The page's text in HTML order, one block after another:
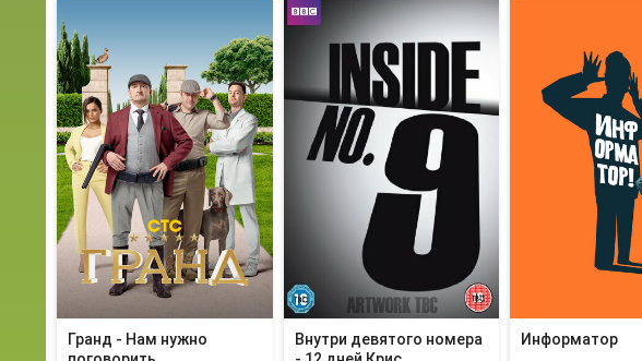
Гранд - Нам нужно
Внутри девятого номера
Информатор